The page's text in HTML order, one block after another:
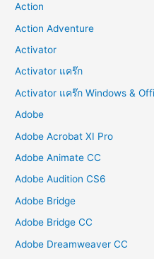
Action
Action Adventure
Activator
Activator แคร๊ก
Activator แคร๊ก Windows &
Adobe
Adobe Acrobat XI Pro
Adobe Animate CC
Adobe Audition CS6
Adobe Bridge
Adobe Bridge CC
Adobe Dreamweaver CC